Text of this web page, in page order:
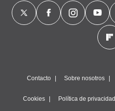
Contacto Sobre nosotros
Cookies Política de privacidad